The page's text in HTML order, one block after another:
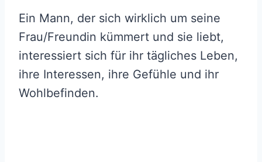
Ein Mann, der sich wirklich um seine
Frau/Freundin kümmert und sie liebt,
interessiert sich für ihr tägliches Leben,
ihre Interessen, ihre Gefühle und ihr
Wohlbefinden.